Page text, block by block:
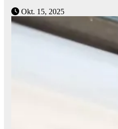
Okt. 15, 2025